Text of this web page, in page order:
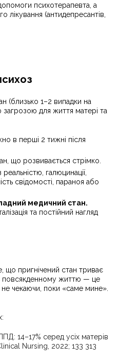
психотерапевта, а
лікування (антидепресантів,
(близько 1–2 випадки на
для життя матері та
в перші 2 тижні після
що розвивається стрімко.
галюцинації,
свідомості, параноя або
медичний стан.
та постійний нагляд
що пригнічений стан триває
повсякденному життю — це
не чекаючи, поки «саме мине».
14–17% серед усіх матерів
Nursing, 2022; 133 313